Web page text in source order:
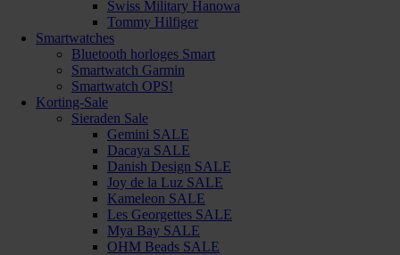
Swiss Military Hanowa
Tommy Hilfiger
Smartwatches
Bluetooth horloges Smart
Smartwatch Garmin
Smartwatch OPS!
Korting-Sale
Sieraden Sale
Gemini SALE
Dacaya SALE
Danish Design SALE
Joy de la Luz SALE
Kameleon SALE
Les Georgettes SALE
Mya Bay SALE
OHM Beads SALE